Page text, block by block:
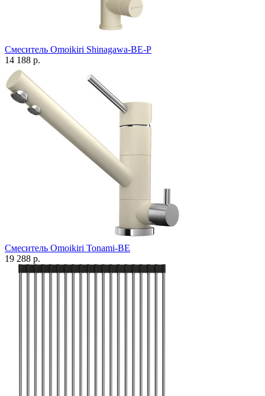
Смеситель Omoikiri Shinagawa-BE-P
14 188 р.
Смеситель Omoikiri Tonami-BE
19 288 р.